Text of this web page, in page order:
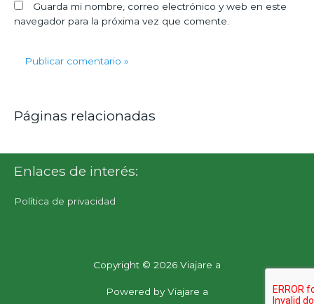
Guarda mi nombre, correo electrónico y web en este
navegador para la próxima vez que comente.
Páginas relacionadas
Enlaces de interés:
Política de privacidad
Copyright © 2026 Viajare a
Powered byViajare a